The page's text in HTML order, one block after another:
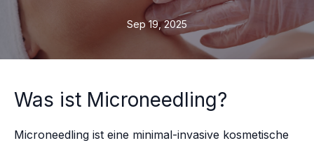
Sep 19, 2025
Was ist Microneedling?
Microneedling ist eine minimal-invasive kosmetische